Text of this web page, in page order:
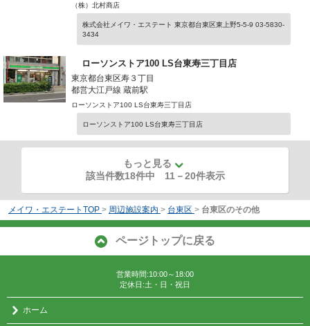
（株）北村商店
株式会社メイワ・エステート 東京都台東区東上野5-5-9 03-5830-
3434
ローソンストア100 LS台東寿三丁目店
東京都台東区寿３丁目
都営大江戸線 蔵前駅
ローソンストア100 LS台東寿三丁目店
ローソンストア100 LS台東寿三丁目店
もっと見る
該当件数18件中 11 －20件表示
メイワ・エステートTOP > 周辺施設案内 > 台東区 > 台東区のその他
ページトップに戻る
営業時間:10:00～18:00
定休日:土・日・祝日
ホーム